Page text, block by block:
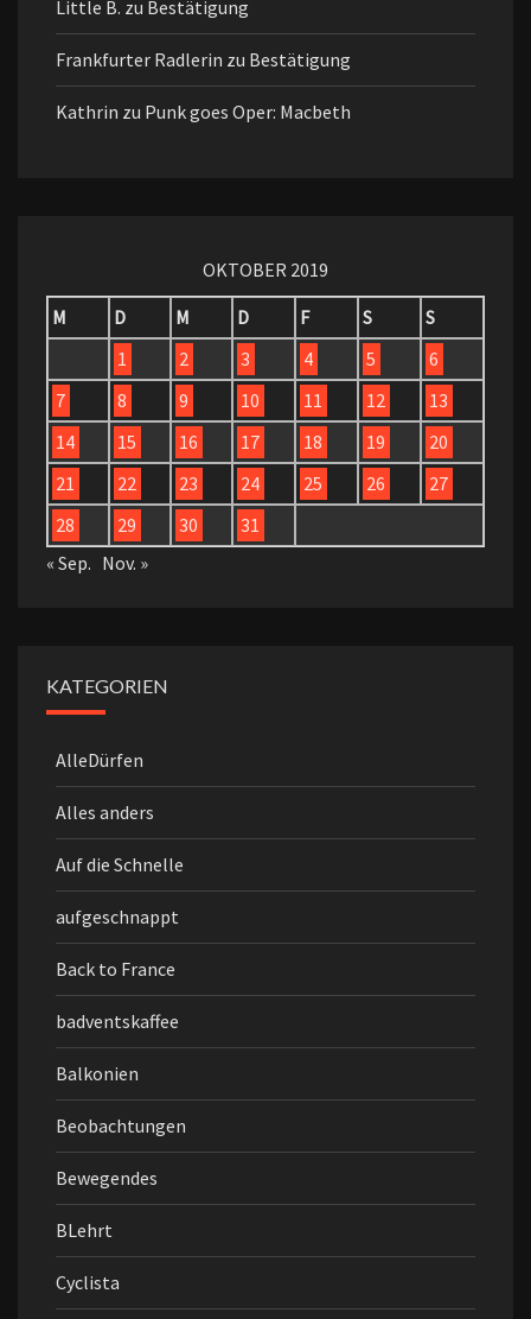
Little B. zu Bestätigung
Frankfurter Radlerin zu Bestätigung
Kathrin zu Punk goes Oper: Macbeth
OKTOBER 2019
M
D M D F S
S
1
2 3 4 5
6
7
8 9 10 11 12
13
14
15 16 17 18 19
20
21
22 23 24 25 26
27
28
29 30
31
« Sep. Nov. »
KATEGORIEN
AlleDürfen
Alles anders
Auf die Schnelle
aufgeschnappt
Back to France
badventskaffee
Balkonien
Beobachtungen
Bewegendes
BLehrt
Cyclista